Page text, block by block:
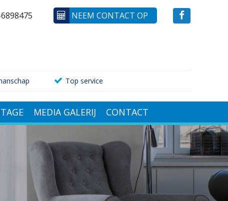
NEEM CONTACT OP
Top service
MEDIA GALERIJ CONTACT